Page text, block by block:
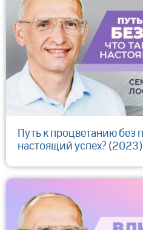
Путь к процветанию без
настоящий успех? (2023)